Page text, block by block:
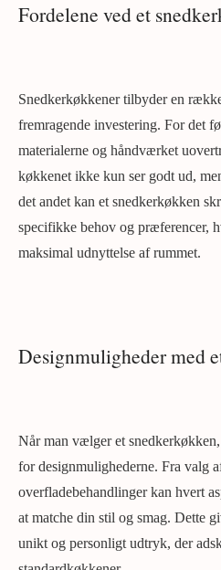
Fordelene ved et
Snedkerkøkkener tilbyder en
fremragende investering. For det
materialerne og håndværket
køkkenet ikke kun ser godt ud,
det andet kan et snedkerkøkken
specifikke behov og præferencer,
maksimal udnyttelse af rummet.
Designmuligheder med
Når man vælger et
for designmulighederne. Fra valg
overfladebehandlinger kan hvert
at matche din stil og smag. Dette
unikt og personligt udtryk, der